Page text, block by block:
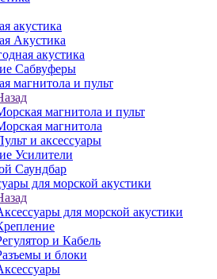
акустика
Акустика
акустика
Сабвуферы
магнитола и пульт
магнитола и пульт
магнитола
и аксессуары
Усилители
Cаундбар
для морской акустики
для морской акустики
и Кабель
и блоки